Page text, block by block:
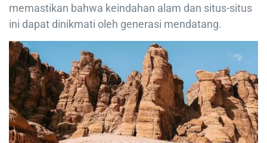
memastikan bahwa keindahan alam dan situs-situs
ini dapat dinikmati oleh generasi mendatang.